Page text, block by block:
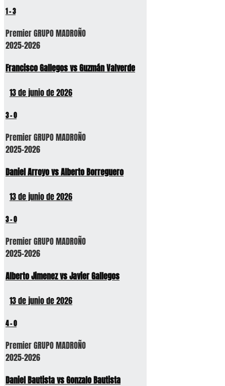
1-3
Premier GRUPO MADROÑO
2025-2026
Francisco Gallegos vs Guzmán Valverde
13 de junio de 2026
3-0
Premier GRUPO MADROÑO
2025-2026
Daniel Arroyo vs Alberto Borreguero
13 de junio de 2026
3-0
Premier GRUPO MADROÑO
2025-2026
Alberto Jimenez vs Javier Gallegos
13 de junio de 2026
4-0
Premier GRUPO MADROÑO
2025-2026
Daniel Bautista vs Gonzalo Bautista